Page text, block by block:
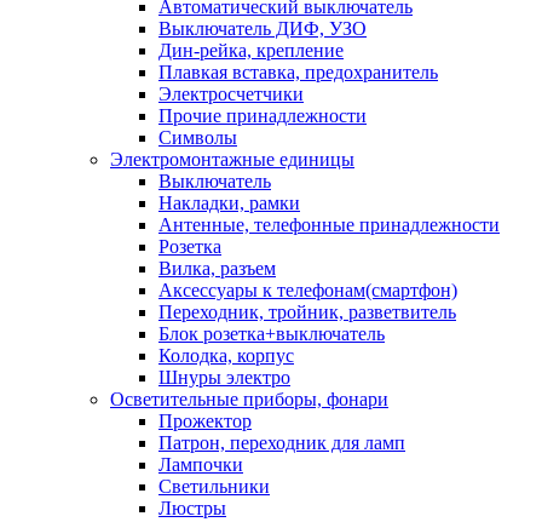
Автоматический выключатель
Выключатель ДИФ, УЗО
Дин-рейка, крепление
Плавкая вставка, предохранитель
Электросчетчики
Прочие принадлежности
Символы
Электромонтажные единицы
Выключатель
Накладки, рамки
Антенные, телефонные принадлежности
Розетка
Вилка, разъем
Аксессуары к телефонам(смартфон)
Переходник, тройник, разветвитель
Блок розетка+выключатель
Колодка, корпус
Шнуры электро
Осветительные приборы, фонари
Прожектор
Патрон, переходник для ламп
Лампочки
Светильники
Люстры